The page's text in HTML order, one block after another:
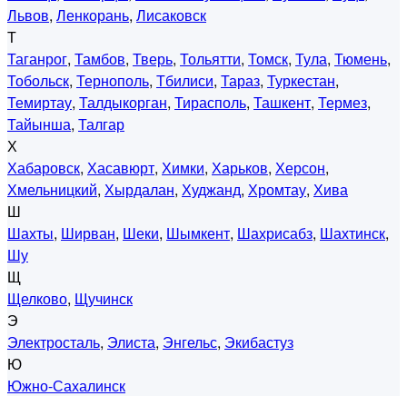
Львов, Ленкорань, Лисаковск
Т
Таганрог, Тамбов, Тверь, Тольятти, Томск, Тула, Тюмень,
Тобольск, Тернополь, Тбилиси, Тараз, Туркестан,
Темиртау, Талдыкорган, Тирасполь, Ташкент, Термез,
Тайынша, Талгар
Х
Хабаровск, Хасавюрт, Химки, Харьков, Херсон,
Хмельницкий, Хырдалан, Худжанд, Хромтау, Хива
Ш
Шахты, Ширван, Шеки, Шымкент, Шахрисабз, Шахтинск,
Шу
Щ
Щелково, Щучинск
Э
Электросталь, Элиста, Энгельс, Экибастуз
Ю
Южно-Сахалинск